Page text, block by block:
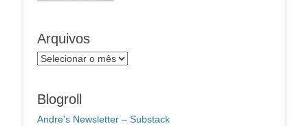
Arquivos
Arquivos
Blogroll
Andre's Newsletter – Substack